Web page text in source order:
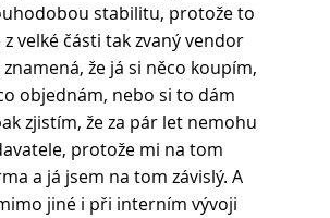
stabilitu, protože to
velké části tak zvaný vendor
že já si něco koupím,
objednám, nebo si to dám
zjistím, že za pár let nemohu
protože mi na tom
a já jsem na tom závislý. A
jiné i při interním vývoji